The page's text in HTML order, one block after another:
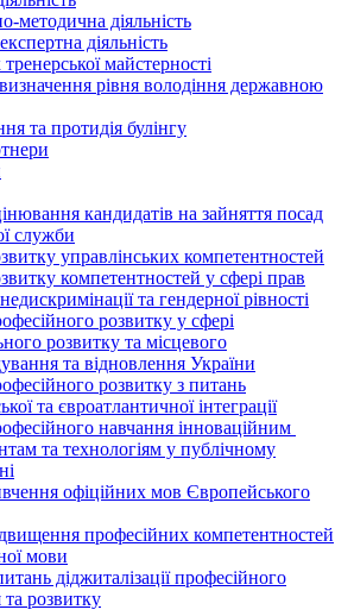
методична діяльність
діяльність
майстерності
рівня володіння державною
та протидія булінгу
кандидатів на зайняття посад
служби
управлінських компетентностей
компетентностей у сфері прав
та гендерної рівності
розвитку у сфері
розвитку та місцевого
та відновлення України
розвитку з питань
та євроатлантичної інтеграції
навчання інноваційним
та технологіям у публічному
офіційних мов Європейського
професійних компетентностей
мови
діджиталізації професійного
розвитку